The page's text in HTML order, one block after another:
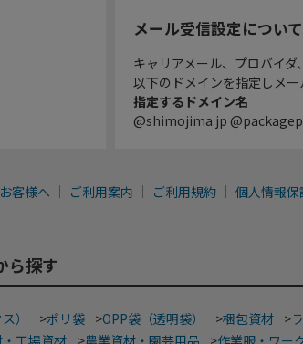
メール受信設定について
キャリアメール、プロバイ
以下のドメインを指定しメ
指定するドメイン名
@shimojima.jp
客様へ ご利用案内 ご利用規約 個人情報保
ら探す
） >ポリ袋 >OPP袋（透明袋） >梱包資材 >
工場資材 >農業資材・園芸用品 >作業服・ワー